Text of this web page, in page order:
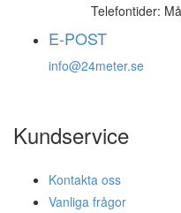
Telefontider:
E-POST
info@24meter.se
Kundservice
Kontakta oss
Vanliga frågor